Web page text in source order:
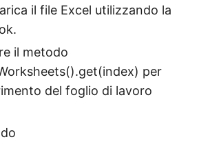
il file Excel utilizzando la
il metodo
per
del foglio di lavoro